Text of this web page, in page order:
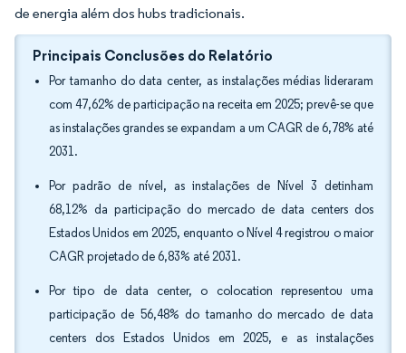
de energia além dos hubs tradicionais.
Principais Conclusões do Relatório
Por tamanho do data center, as instalações médias lideraram
com 47,62% de participação na receita em 2025; prevê-se que
as instalações grandes se expandam a um CAGR de 6,78% até
2031.
Por padrão de nível, as instalações de Nível 3 detinham
68,12% da participação do mercado de data centers dos
Estados Unidos em 2025, enquanto o Nível 4 registrou o maior
CAGR projetado de 6,83% até 2031.
Por tipo de data center, o colocation representou uma
participação de 56,48% do tamanho do mercado de data
centers dos Estados Unidos em 2025, e as instalações